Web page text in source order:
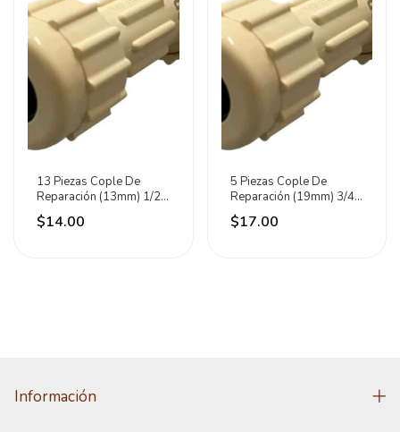
13 Piezas Cople De
Reparación (13mm) 1/2
Pulgadas Cnx
$14.00
5 Piezas Cople De
Reparación (19mm) 3/4
Pulgadas Cnx
$17.00
Información